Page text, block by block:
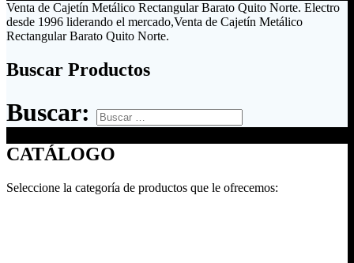
Venta de Cajetín Metálico Rectangular Barato Quito Norte. Electro
desde 1996 liderando el mercado,Venta de Cajetín Metálico
Rectangular Barato Quito Norte.
Buscar Productos
Buscar:
CATÁLOGO
Seleccione la categoría de productos que le ofrecemos: